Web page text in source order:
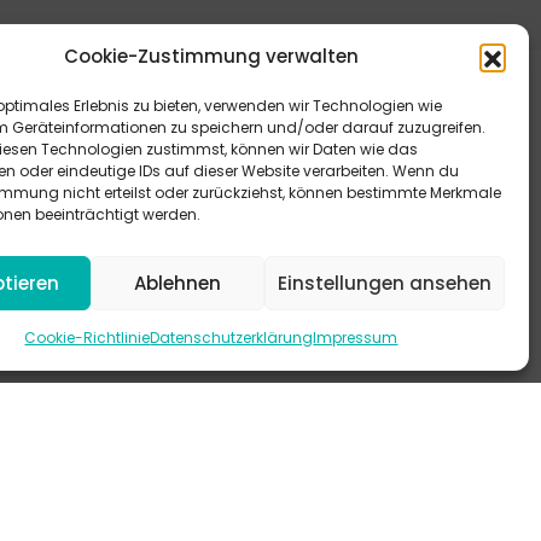
Cookie-Zustimmung verwalten
Erlebnis zu bieten, verwenden wir Technologien wie
Geräteinformationen zu speichern und/oder darauf zuzugreifen.
Technologien zustimmst, können wir Daten wie das
oder eindeutige IDs auf dieser Website verarbeiten. Wenn du
nicht erteilst oder zurückziehst, können bestimmte Merkmale
beeinträchtigt werden.
Ablehnen Einstellungen ansehen
Cookie-RichtlinieDatenschutzerklärungImpressum
Antworten bieten dir unsere FAQ.
mal auf Instagram vorbei.